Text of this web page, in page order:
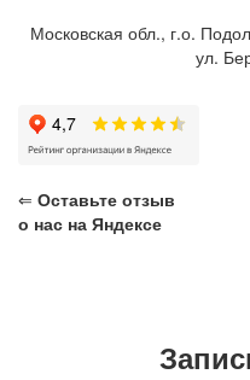
Московская обл., г.о.
ул.
⇐ Оставьте отзыв
о нас на Яндексе